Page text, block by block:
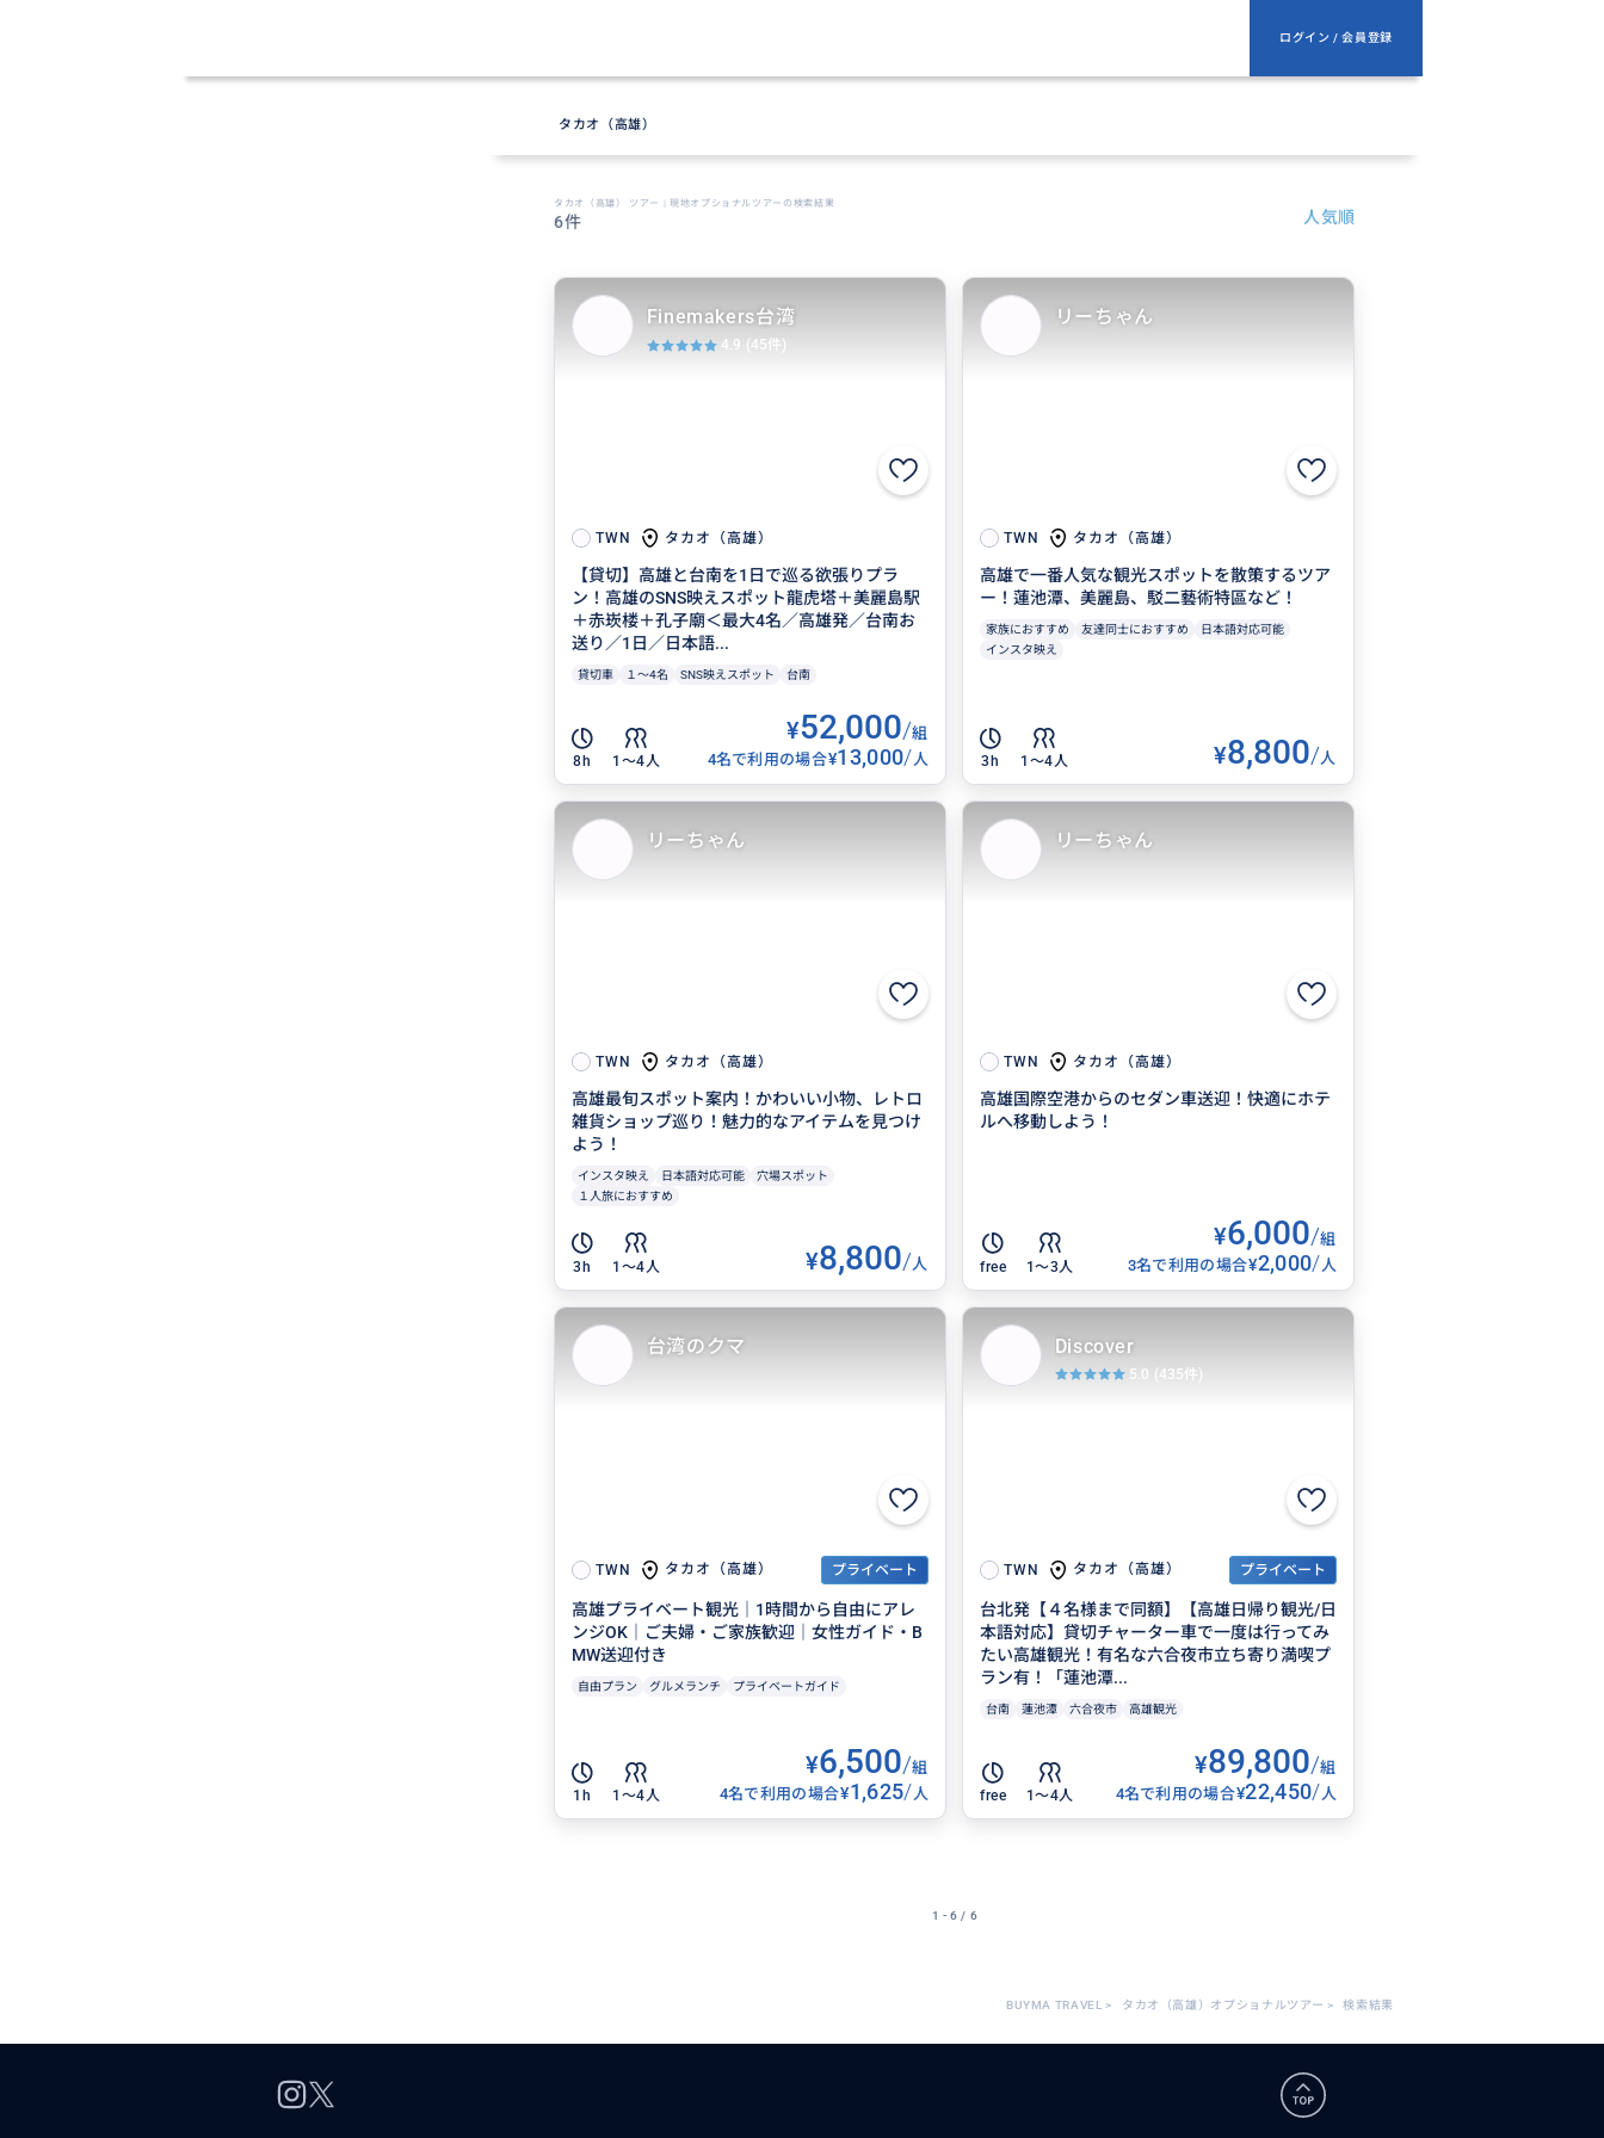
ログイン / 会員登録
タカオ（高雄）
タカオ（高雄） ツアー | 現地オプショナルツアーの検索結果
6件 人気順
TWN タカオ（高雄）
【貸切】高雄と台南を1日で巡る欲張りプラ
ン！高雄のSNS映えスポット龍虎塔＋美麗島駅
＋赤崁楼＋孔子廟＜最大4名／高雄発／台南お
送り／1日／日本語...
貸切車 １～4名 SNS映えスポット 台南
8h 1〜4人
¥52,000/組
4名で利用の場合¥13,000/人
Finemakers台湾
4.9 (45件)
TWN タカオ（高雄）
高雄で一番人気な観光スポットを散策するツア
ー！蓮池潭、美麗島、駁二藝術特區など！
家族におすすめ 友達同士におすすめ
日本語対応可能
インスタ映え
3h 1〜4人 ¥8,800/人
リーちゃん
TWN タカオ（高雄）
高雄最旬スポット案内！かわいい小物、レトロ
雑貨ショップ巡り！魅力的なアイテムを見つけ
よう！
インスタ映え 日本語対応可能
穴場スポット
１人旅におすすめ
3h 1〜4人 ¥8,800/人
リーちゃん
TWN タカオ（高雄）
高雄国際空港からのセダン車送迎！快適にホテ
ルへ移動しよう！
free 1〜3人
¥6,000/組
3名で利用の場合¥2,000/ 人
リーちゃん
TWN タカオ（高雄） プライベート
高雄プライベート観光｜1時間から自由にアレ
ンジOK｜ご夫婦・ご家族歓迎｜女性ガイド・B
MW送迎付き
自由プラン グルメランチ プライベートガイド
1h 1〜4人
¥6,500/組
4名で利用の場合¥1,625/ 人
台湾のクマ
TWN タカオ（高雄） プライベート
台北発【４名様まで同額】【高雄日帰り観光/日
本語対応】貸切チャーター車で一度は行ってみ
たい高雄観光！有名な六合夜市立ち寄り満喫プ
ラン有！「蓮池潭...
台南 蓮池潭 六合夜市 高雄観光
free 1〜4人
¥89,800/組
4名で利用の場合¥22,450/ 人
Discover
5.0 (435件)
1 - 6 / 6
BUYMA TRAVEL > タカオ（高雄）オプショナルツアー > 検索結果